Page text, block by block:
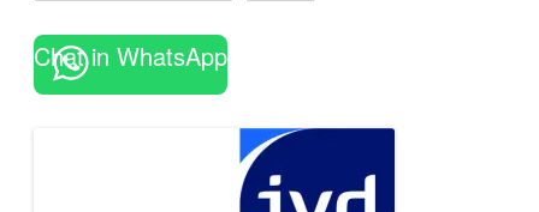
Chat in WhatsApp